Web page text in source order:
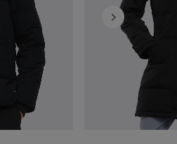
/6